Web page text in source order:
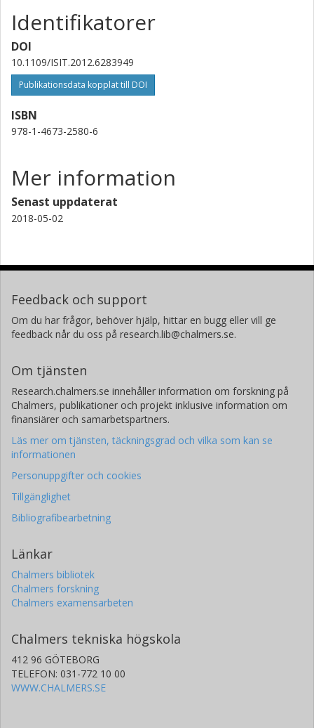
Identifikatorer
DOI
10.1109/ISIT.2012.6283949
Publikationsdata kopplat till DOI
ISBN
978-1-4673-2580-6
Mer information
Senast uppdaterat
2018-05-02
Feedback och support
Om du har frågor, behöver hjälp, hittar en bugg eller vill ge
feedback når du oss på research.lib@chalmers.se.
Om tjänsten
Research.chalmers.se innehåller information om forskning på
Chalmers, publikationer och projekt inklusive information om
finansiärer och samarbetspartners.
Läs mer om tjänsten, täckningsgrad och vilka som kan se
informationen
Personuppgifter och cookies
Tillgänglighet
Bibliografibearbetning
Länkar
Chalmers bibliotek
Chalmers forskning
Chalmers examensarbeten
Chalmers tekniska högskola
412 96 GÖTEBORG
TELEFON: 031-772 10 00
WWW.CHALMERS.SE